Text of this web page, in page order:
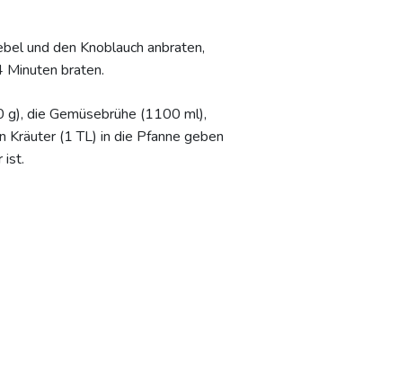
und den Knoblauch anbraten,
Minuten braten.
die Gemüsebrühe (1100 ml),
Kräuter (1 TL) in die Pfanne geben
ist.